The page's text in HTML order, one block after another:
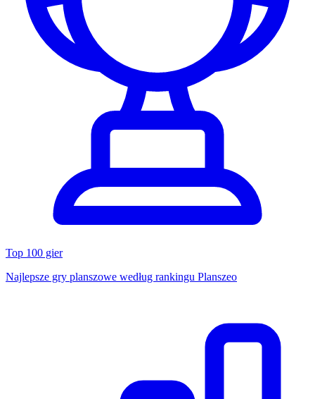
Top 100 gier
Najlepsze gry planszowe według rankingu Planszeo